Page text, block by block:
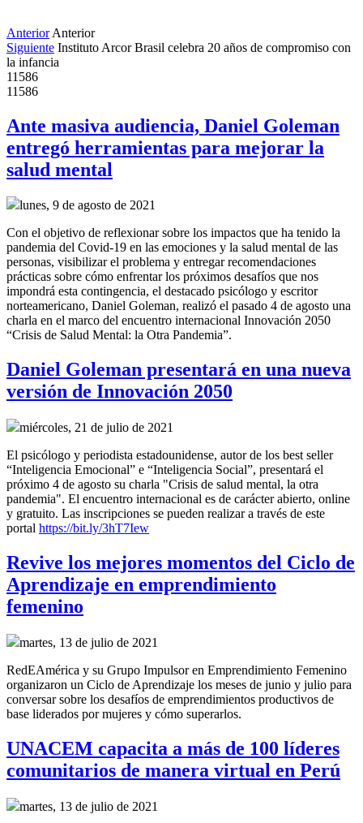
Anterior Anterior
Siguiente Instituto Arcor Brasil celebra 20 años de compromiso con
la infancia
11586
11586
Ante masiva audiencia, Daniel Goleman
entregó herramientas para mejorar la
salud mental
lunes, 9 de agosto de 2021
Con el objetivo de reflexionar sobre los impactos que ha tenido la
pandemia del Covid-19 en las emociones y la salud mental de las
personas, visibilizar el problema y entregar recomendaciones
prácticas sobre cómo enfrentar los próximos desafíos que nos
impondrá esta contingencia, el destacado psicólogo y escritor
norteamericano, Daniel Goleman, realizó el pasado 4 de agosto una
charla en el marco del encuentro internacional Innovación 2050
“Crisis de Salud Mental: la Otra Pandemia”.
Daniel Goleman presentará en una nueva
versión de Innovación 2050
miércoles, 21 de julio de 2021
El psicólogo y periodista estadounidense, autor de los best seller
“Inteligencia Emocional” e “Inteligencia Social”, presentará el
próximo 4 de agosto su charla "Crisis de salud mental, la otra
pandemia". El encuentro internacional es de carácter abierto, online
y gratuito. Las inscripciones se pueden realizar a través de este
portal https://bit.ly/3hT7Iew
Revive los mejores momentos del Ciclo de
Aprendizaje en emprendimiento
femenino
martes, 13 de julio de 2021
RedEAmérica y su Grupo Impulsor en Emprendimiento Femenino
organizaron un Ciclo de Aprendizaje los meses de junio y julio para
conversar sobre los desafíos de emprendimientos productivos de
base liderados por mujeres y cómo superarlos.
UNACEM capacita a más de 100 líderes
comunitarios de manera virtual en Perú
martes, 13 de julio de 2021